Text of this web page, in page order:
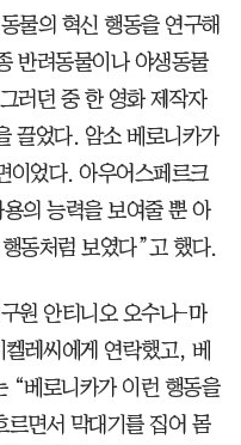
물의 혁신 행동을 연구해
반려동물이나 야생동물
러던 중 한 영화 제작자
끌었다. 암소 베로니카가
이었다. 아우어스페르크
의 능력을 보여줄 뿐 아
동처럼 보였다”고 했다.
원 안티니오 오수나-마
레씨에게 연락했고, 베
“베로니카가 이런 행동을
면서 막대기를 집어 몸